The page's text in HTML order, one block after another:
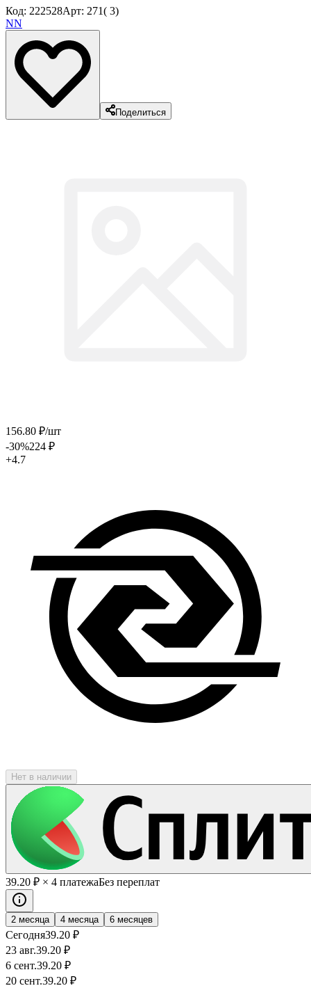
Код: 222528Арт: 271( 3)
NN
Поделиться
156.80 ₽/шт
-30%224 ₽
+4.7
Нет в наличии
39.20 ₽ × 4 платежаБез переплат
2 месяца 4 месяца 6 месяцев
Сегодня39.20 ₽
23 авг.39.20 ₽
6 сент.39.20 ₽
20 сент.39.20 ₽